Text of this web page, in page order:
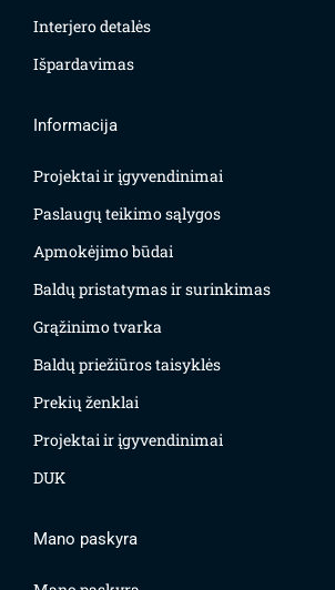
Interjero detalės
Išpardavimas
Informacija
Projektai ir įgyvendinimai
Paslaugų teikimo sąlygos
Apmokėjimo būdai
Baldų pristatymas ir surinkimas
Grąžinimo tvarka
Baldų priežiūros taisyklės
Prekių ženklai
Projektai ir įgyvendinimai
DUK
Mano paskyra